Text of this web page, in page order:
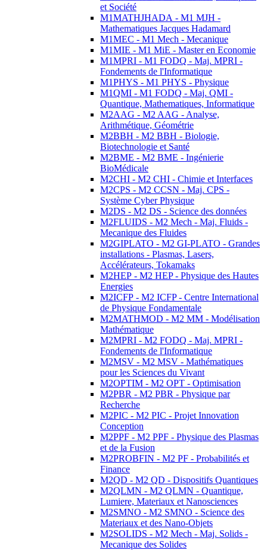
et Société
M1MATHJHADA - M1 MJH -
Mathematiques Jacques Hadamard
M1MEC - M1 Mech - Mecanique
M1MIE - M1 MiE - Master en Economie
M1MPRI - M1 FODQ - Maj. MPRI -
Fondements de l'Informatique
M1PHYS - M1 PHYS - Physique
M1QMI - M1 FODQ - Maj. QMI -
Quantique, Mathematiques, Informatique
M2AAG - M2 AAG - Analyse,
Arithmétique, Géométrie
M2BBH - M2 BBH - Biologie,
Biotechnologie et Santé
M2BME - M2 BME - Ingénierie
BioMédicale
M2CHI - M2 CHI - Chimie et Interfaces
M2CPS - M2 CCSN - Maj. CPS -
Système Cyber Physique
M2DS - M2 DS - Science des données
M2FLUIDS - M2 Mech - Maj. Fluids -
Mecanique des Fluides
M2GIPLATO - M2 GI-PLATO - Grandes
installations - Plasmas, Lasers,
Accélérateurs, Tokamaks
M2HEP - M2 HEP - Physique des Hautes
Energies
M2ICFP - M2 ICFP - Centre International
de Physique Fondamentale
M2MATHMOD - M2 MM - Modélisation
Mathématique
M2MPRI - M2 FODQ - Maj. MPRI -
Fondements de l'Informatique
M2MSV - M2 MSV - Mathématiques
pour les Sciences du Vivant
M2OPTIM - M2 OPT - Optimisation
M2PBR - M2 PBR - Physique par
Recherche
M2PIC - M2 PIC - Projet Innovation
Conception
M2PPF - M2 PPF - Physique des Plasmas
et de la Fusion
M2PROBFIN - M2 PF - Probabilités et
Finance
M2QD - M2 QD - Dispositifs Quantiques
M2QLMN - M2 QLMN - Quantique,
Lumiere, Materiaux et Nanosciences
M2SMNO - M2 SMNO - Science des
Materiaux et des Nano-Objets
M2SOLIDS - M2 Mech - Maj. Solids -
Mecanique des Solides